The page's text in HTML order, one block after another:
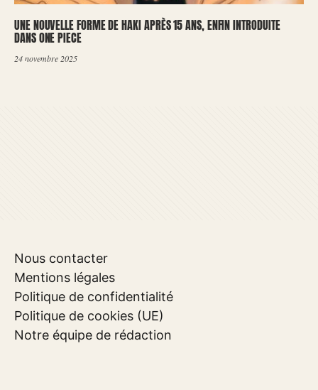
UNE NOUVELLE FORME DE HAKI APRÈS 15 ANS, ENFIN INTRODUITE
DANS ONE PIECE
24 novembre 2025
Nous contacter
Mentions légales
Politique de confidentialité
Politique de cookies (UE)
Notre équipe de rédaction